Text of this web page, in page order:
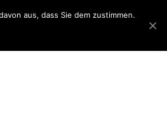
aus, dass Sie dem zustimmen.